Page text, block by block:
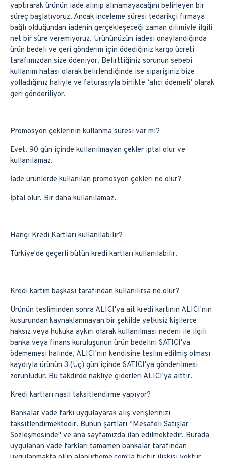
yaptırarak ürünün iade alınıp alınamayacağını belirleyen bir
süreç başlatıyoruz. Ancak inceleme süresi tedarikçi firmaya
bağlı olduğundan iadenin gerçekleşeceği zaman dilimiyle ilgili
net bir süre veremiyoruz. Ürününüzün iadesi onaylandığında
ürün bedeli ve geri gönderim için ödediğiniz kargo ücreti
tarafımızdan size ödeniyor. Belirttiğiniz sorunun sebebi
kullanım hatası olarak belirlendiğinde ise siparişiniz bize
yolladığınız haliyle ve faturasıyla birlikte ‘alıcı ödemeli’ olarak
geri gönderiliyor.
Promosyon çeklerinin kullanma süresi var mı?
Evet. 90 gün içinde kullanılmayan çekler iptal olur ve
kullanılamaz.
İade ürünlerde kullanılan promosyon çekleri ne olur?
İptal olur. Bir daha kullanılamaz.
Hangi Kredi Kartları kullanılabilir?
Türkiye'de geçerli bütün kredi kartları kullanılabilir.
Kredi kartım başkası tarafından kullanılırsa ne olur?
Ürünün tesliminden sonra ALICI'ya ait kredi kartının ALICI'nın
kusurundan kaynaklanmayan bir şekilde yetkisiz kişilerce
haksız veya hukuka aykırı olarak kullanılması nedeni ile ilgili
banka veya finans kuruluşunun ürün bedelini SATICI'ya
ödememesi halinde, ALICI'nın kendisine teslim edilmiş olması
kaydıyla ürünün 3 (Üç) gün içinde SATICI'ya gönderilmesi
zorunludur. Bu takdirde nakliye giderleri ALICI'ya aittir.
Kredi kartları nasıl taksitlendirme yapıyor?
Bankalar vade farkı uygulayarak alış verişlerinizi
taksitlendirmektedir. Bunun şartları ‘'Mesafeli Satışlar
Sözleşmesinde'' ve ana sayfamızda ilan edilmektedir. Burada
uygulanan vade farkları tamamen bankalar tarafından